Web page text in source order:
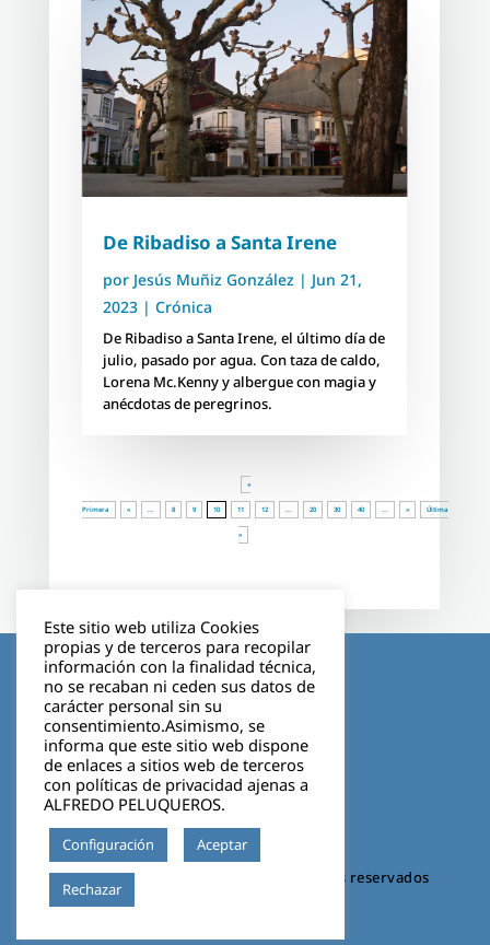
De Ribadiso a Santa Irene
por Jesús Muñiz González | Jun 21,
2023| Crónica
De Ribadiso a Santa Irene, el último día de
julio, pasado por agua. Con taza de caldo,
Lorena Mc.Kenny y albergue con magia y
anécdotas de peregrinos.
«
Primera « 8 9 10 11 12 20 30 40 » Última
»
Aviso legal
Política de privacidad
Cookies
©2026 VIGO BOSCO. Todos los derechos reservados
Este sitio web utiliza Cookies
propias y de terceros para recopilar
información con la finalidad técnica,
no se recaban ni ceden sus datos de
carácter personal sin su
consentimiento.Asimismo, se
informa que este sitio web dispone
de enlaces a sitios web de terceros
con políticas de privacidad ajenas a
ALFREDO PELUQUEROS.
Configuración Aceptar
Rechazar